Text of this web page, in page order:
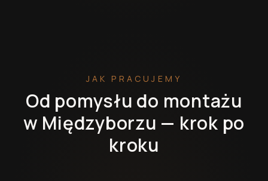
JAK PRACUJEMY
Od pomysłu do montażu
w Międzyborzu — krok po
kroku